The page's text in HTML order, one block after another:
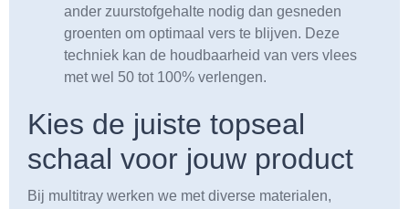
ander zuurstofgehalte nodig dan gesneden
groenten om optimaal vers te blijven. Deze
techniek kan de houdbaarheid van vers vlees
met wel 50 tot 100% verlengen.
Kies de juiste topseal
schaal voor jouw product
Bij multitray werken we met diverse materialen,